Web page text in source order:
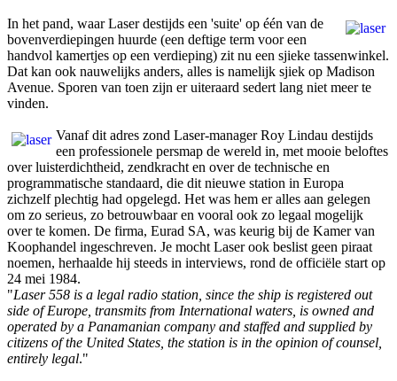
In het pand, waar Laser destijds een 'suite' op één van de
bovenverdiepingen huurde (een deftige term voor een
handvol kamertjes op een verdieping) zit nu een sjieke tassenwinkel.
Dat kan ook nauwelijks anders, alles is namelijk sjiek op Madison
Avenue. Sporen van toen zijn er uiteraard sedert lang niet meer te
vinden.
Vanaf dit adres zond Laser-manager Roy Lindau destijds
een professionele persmap de wereld in, met mooie beloftes
over luisterdichtheid, zendkracht en over de technische en
programmatische standaard, die dit nieuwe station in Europa
zichzelf plechtig had opgelegd. Het was hem er alles aan gelegen
om zo serieus, zo betrouwbaar en vooral ook zo legaal mogelijk
over te komen. De firma, Eurad SA, was keurig bij de Kamer van
Koophandel ingeschreven. Je mocht Laser ook beslist geen piraat
noemen, herhaalde hij steeds in interviews, rond de officiële start op
24 mei 1984.
"Laser 558 is a legal radio station, since the ship is registered out
side of Europe, transmits from International waters, is owned and
operated by a Panamanian company and staffed and supplied by
citizens of the United States, the station is in the opinion of counsel,
entirely legal."